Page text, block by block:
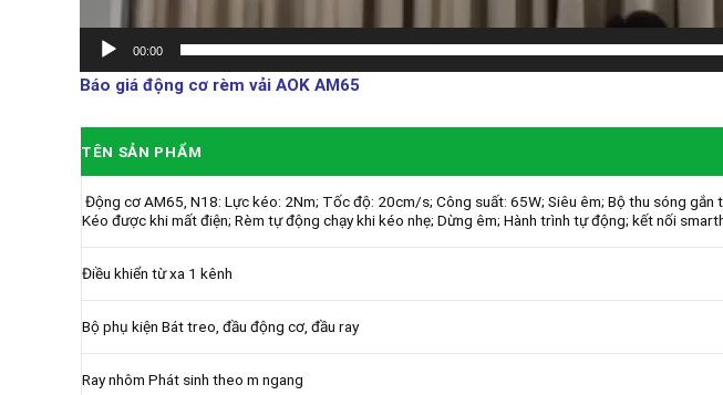
00:00
Báo giá động cơ rèm vải AOK AM65
TÊN SẢN PHẨM
Động cơ AM65, N18: Lực kéo: 2Nm; Tốc độ: 20cm/s; Công suất: 65W; Siêu êm; Bộ thu sóng gắn
Kéo được khi mất điện; Rèm tự động chạy khi kéo nhẹ; Dừng êm; Hành trình tự động; kết nối
Điều khiển từ xa 1 kênh
Bộ phụ kiện Bát treo, đầu động cơ, đầu ray
Ray nhôm Phát sinh theo m ngang